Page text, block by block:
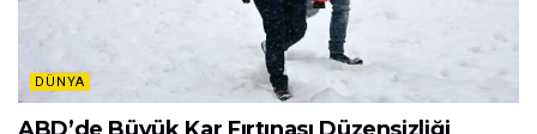
DÜNYA